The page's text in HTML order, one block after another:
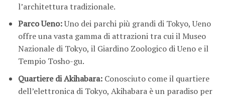
l’architettura tradizionale.
Parco Ueno:Uno dei parchi più grandi di Tokyo, Ueno
offre una vasta gamma di attrazioni tra cui il Museo
Nazionale di Tokyo, il Giardino Zoologico di Ueno e il
Tempio Tosho-gu.
Quartiere di Akihabara:Conosciuto come il quartiere
dell’elettronica di Tokyo, Akihabara è un paradiso per